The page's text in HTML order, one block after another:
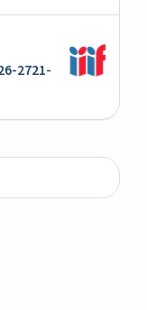
2721-